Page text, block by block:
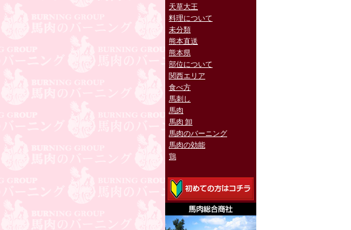
天草大王
料理について
未分類
熊本直送
熊本県
部位について
関西エリア
食べ方
馬刺し
馬肉
馬肉 卸
馬肉のバーニング
馬肉の効能
鶏